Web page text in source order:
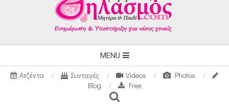
Navigation
Menu
MENU
Ατζέντα Συνταγές Videos
Photos
Blog
Free
Search